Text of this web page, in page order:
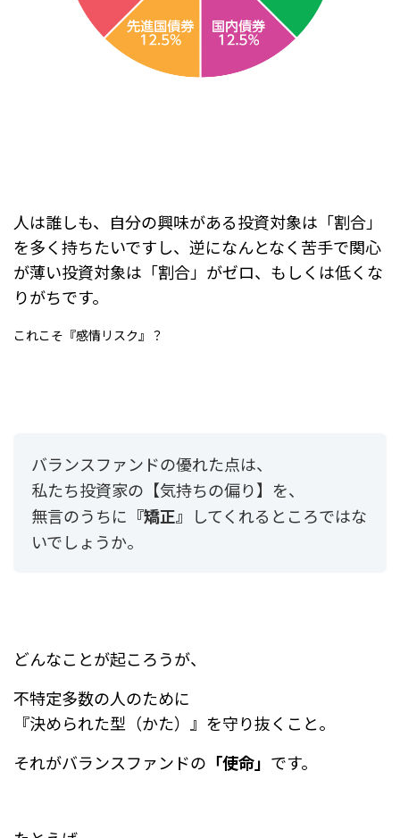
人は誰しも、自分の興味がある投資対象は 「割合」
を多く持ちたいですし、 逆になんとなく苦手で関心
が薄い投資対象は 「割合」がゼロ、もしくは低くな
りがちです。
これこそ『感情リスク』？
バランスファンドの優れた点は、
私たち投資家の【気持ちの偏り】を、
無言のうちに 『矯正』 してくれるところではな
いでしょうか。
どんなことが起ころうが、
不特定多数の人のために
『決められた型（かた）』を守り抜くこと。
それがバランスファンドの 「使命」 です。